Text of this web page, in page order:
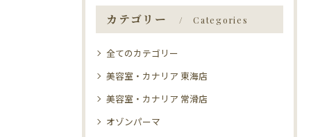
カテゴリー Categories
全てのカテゴリー
美容室・カナリア 東海店
美容室・カナリア 常滑店
オゾンパーマ